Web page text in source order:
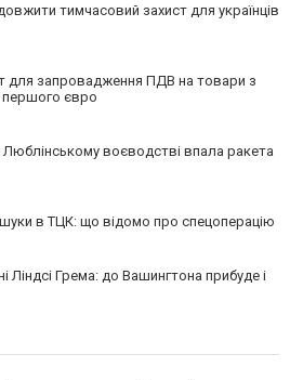
тимчасовий захист для українців
для запровадження ПДВ на товари з
першого євро
воєводстві впала ракета
в ТЦК: що відомо про спецоперацію
Ліндсі Грема: до Вашингтона прибуде і